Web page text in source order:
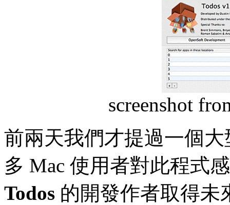
screenshot
前兩天我們才提過一個
多 Mac 使用者對此程式
Todos 的開發作者取得未